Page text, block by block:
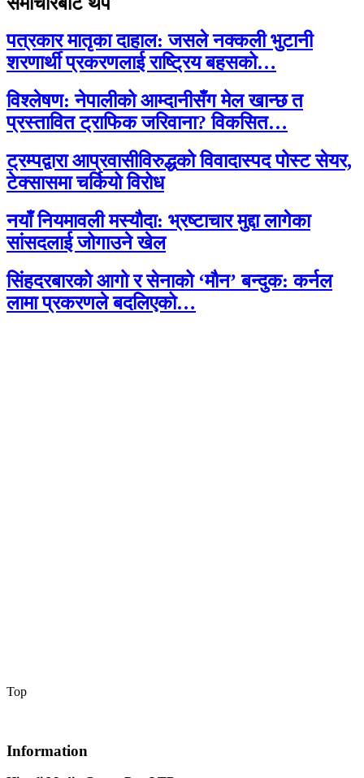
पत्रकार मातृका दाहाल: जसले नक्कली भुटानी
शरणार्थी प्रकरणलाई राष्ट्रिय बहसको…
विश्लेषण: नेपालीको आम्दानीसँग मेल खान्छ त
प्रस्तावित ट्राफिक जरिवाना? विकसित…
ट्रम्पद्वारा आप्रवासीविरुद्धको विवादास्पद पोस्ट सेयर,
टेक्सासमा चर्कियो विरोध
नयाँ नियमावली मस्यौदा: भ्रष्टाचार मुद्दा लागेका
सांसदलाई जोगाउने खेल
सिंहदरबारको आगो र सेनाको ‘मौन’ बन्दुक: कर्नल
लामा प्रकरणले बदलिएको…
Top
Information